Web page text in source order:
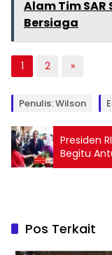
Alam Tim
Bersiaga
1 2 »
Penulis: Wilson
Presiden
Begitu
Pos Terkait